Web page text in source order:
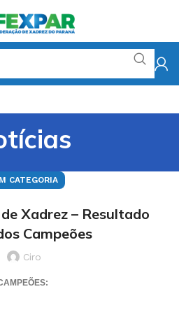
CATEGORIA
Xadrez – Resultado
Campeões
Ciro